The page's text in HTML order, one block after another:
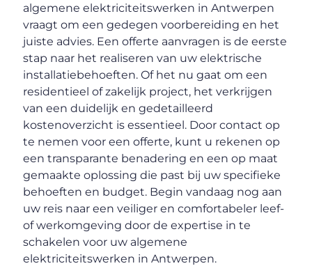
algemene elektriciteitswerken in Antwerpen
vraagt om een gedegen voorbereiding en het
juiste advies. Een offerte aanvragen is de eerste
stap naar het realiseren van uw elektrische
installatiebehoeften. Of het nu gaat om een
residentieel of zakelijk project, het verkrijgen
van een duidelijk en gedetailleerd
kostenoverzicht is essentieel. Door contact op
te nemen voor een offerte, kunt u rekenen op
een transparante benadering en een op maat
gemaakte oplossing die past bij uw specifieke
behoeften en budget. Begin vandaag nog aan
uw reis naar een veiliger en comfortabeler leef-
of werkomgeving door de expertise in te
schakelen voor uw algemene
elektriciteitswerken in Antwerpen.